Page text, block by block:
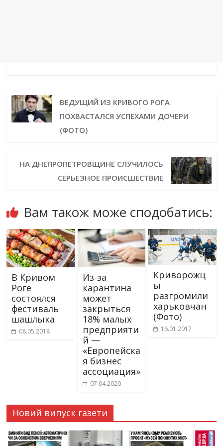
ВЕДУЩИЙ ИЗ КРИВОГО РОГА
ПОХВАСТАЛСЯ УСПЕХАМИ ДОЧЕРИ
(ФОТО)
НА ДНЕПРОПЕТРОВЩИНЕ СЛУЧИЛОСЬ
СЕРЬЕЗНОЕ ПРОИСШЕСТВИЕ
Вам також може сподобатись:
В Кривом
Роге
состоялся
фестиваль
шашлыка
08.05.2018
Из-за
карантина
может
закрыться
18% малых
предприяти
й —
«Европейска
я бизнес
ассоциация»
07.04.2020
Криворожц
ы
разгромили
харьковчан
(Фото)
16.01.2017
Новий випуск газети